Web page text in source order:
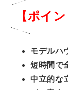
【ポイン
モデルハ
短時間で
中立的な